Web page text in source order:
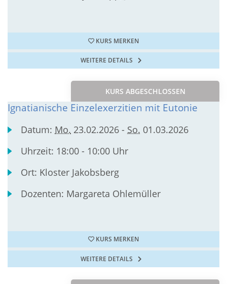
KURS MERKEN
WEITERE DETAILS
KURS ABGESCHLOSSEN
Ignatianische Einzelexerzitien mit Eutonie
Datum: Mo. 23.02.2026 - So. 01.03.2026
Uhrzeit: 18:00 - 10:00 Uhr
Ort: Kloster Jakobsberg
Dozenten: Margareta Ohlemüller
KURS MERKEN
WEITERE DETAILS